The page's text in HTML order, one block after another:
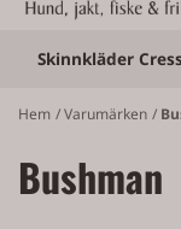
Skinnkläder
Hem /Varumärken /
Bushman